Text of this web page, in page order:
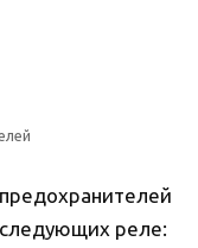
реле: